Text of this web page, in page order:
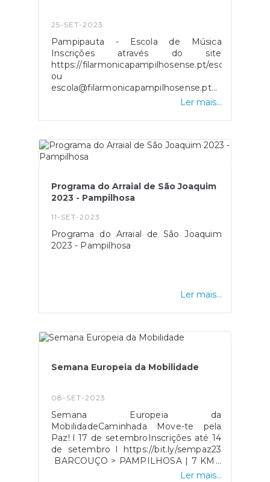
25-SET-2023
Pampipauta - Escola de Música
Inscrições através do site
https://filarmonicapampilhosense.pt/escola/
ou
escola@filarmonicapampilhosense.pt .
Ler mais...
Programa do Arraial de São Joaquim
2023 - Pampilhosa
11-SET-2023
Programa do Arraial de São Joaquim
2023 - Pampilhosa
Ler mais...
Semana Europeia da Mobilidade
08-SET-2023
Semana Europeia da
MobilidadeCaminhada Move-te pela
Paz! l 17 de setembroInscrições até 14
de setembro l https://bit.ly/sempaz23
BARCOUÇO > PAMPILHOSA | 7 KM |
12H00PAMPILHOSA > VACARIÇA |
Ler mais...